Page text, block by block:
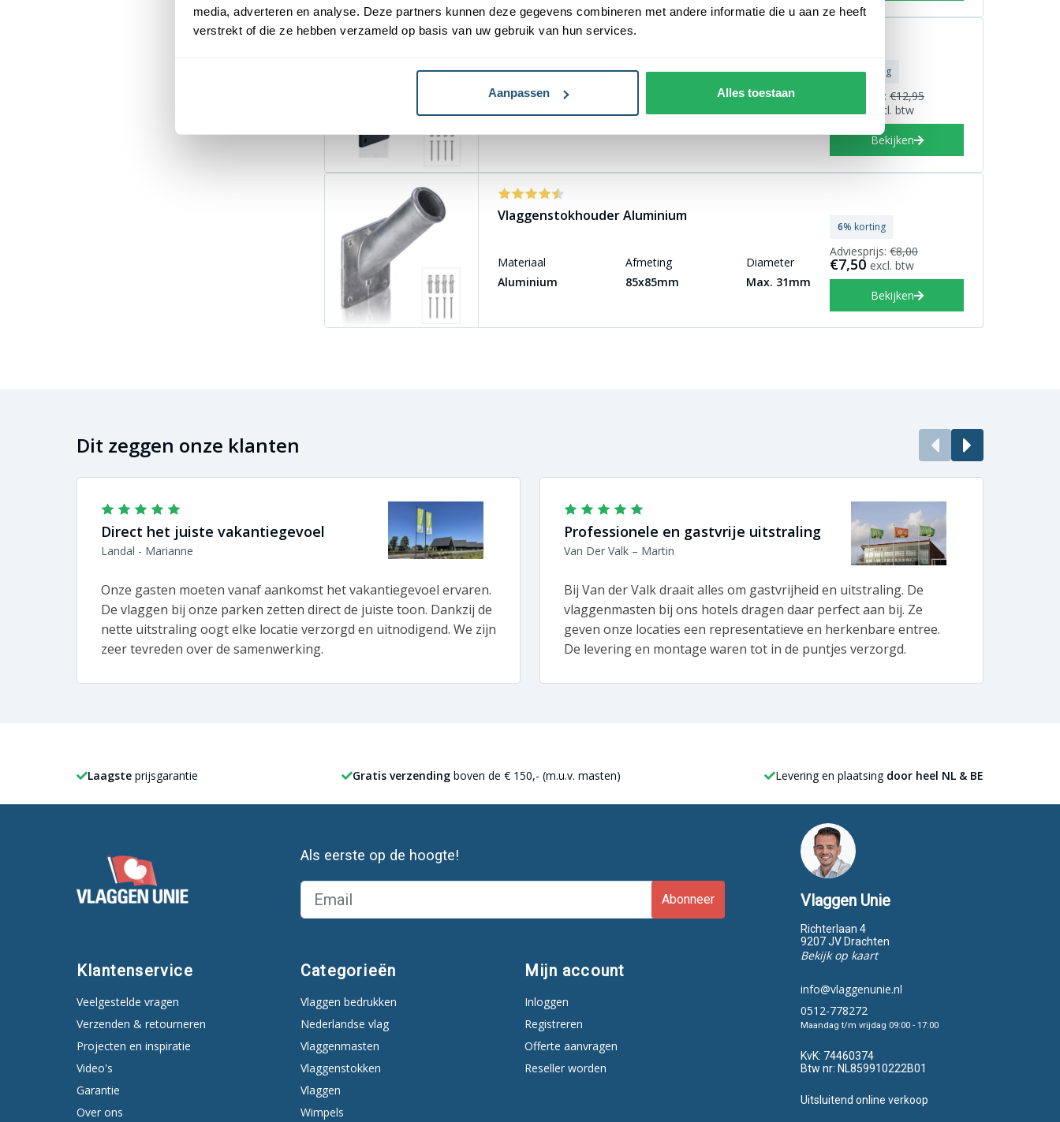
media, adverteren en analyse. Deze partners kunnen deze gegevens combineren met andere informatie die u aan ze heeft
verstrekt of die ze hebben verzameld op basis van uw gebruik van hun services.
Aanpassen Alles toestaan
23% korting
Adviesprijs: €12,95
€9,95
excl. btw
Bekijken
Vlaggenstokhouder Aluminium
Materiaal
Aluminium
Afmeting
85x85mm
Diameter
Max. 31mm
6% korting
Adviesprijs: €8,00
€7,50 excl. btw
Bekijken
Dit zeggen onze klanten
Direct het juiste vakantiegevoel
Landal - Marianne
Onze gasten moeten vanaf aankomst het vakantiegevoel ervaren.
De vlaggen bij onze parken zetten direct de juiste toon. Dankzij de
nette uitstraling oogt elke locatie verzorgd en uitnodigend. We zijn
zeer tevreden over de samenwerking.
Professionele en gastvrije uitstraling
Van Der Valk – Martin
Bij Van der Valk draait alles om gastvrijheid en uitstraling. De
vlaggenmasten bij ons hotels dragen daar perfect aan bij. Ze
geven onze locaties een representatieve en herkenbare entree.
De levering en montage waren tot in de puntjes verzorgd.
Laagste prijsgarantie Gratis verzending boven de € 150,- (m.u.v. masten) Levering en plaatsing door heel NL & BE
Als eerste op de hoogte!
Abonneer
Klantenservice
Veelgestelde vragen
Verzenden & retourneren
Projecten en inspiratie
Video's
Garantie
Over ons
Categorieën
Vlaggen bedrukken
Nederlandse vlag
Vlaggenmasten
Vlaggenstokken
Vlaggen
Wimpels
Mijn account
Inloggen
Registreren
Offerte aanvragen
Reseller worden
Vlaggen Unie
Richterlaan 4
9207 JV Drachten
Bekijk op kaart
info@vlaggenunie.nl
0512-778272
Maandag t/m vrijdag 09:00 - 17:00
KvK: 74460374
Btw nr: NL859910222B01
Uitsluitend online verkoop